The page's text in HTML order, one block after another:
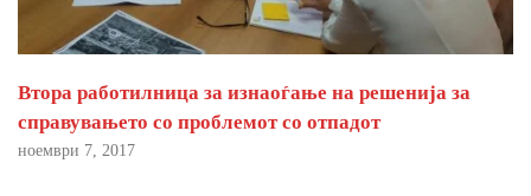
Втора работилница за изнаоѓање на решенија за
справувањето со проблемот со отпадот
ноември 7, 2017